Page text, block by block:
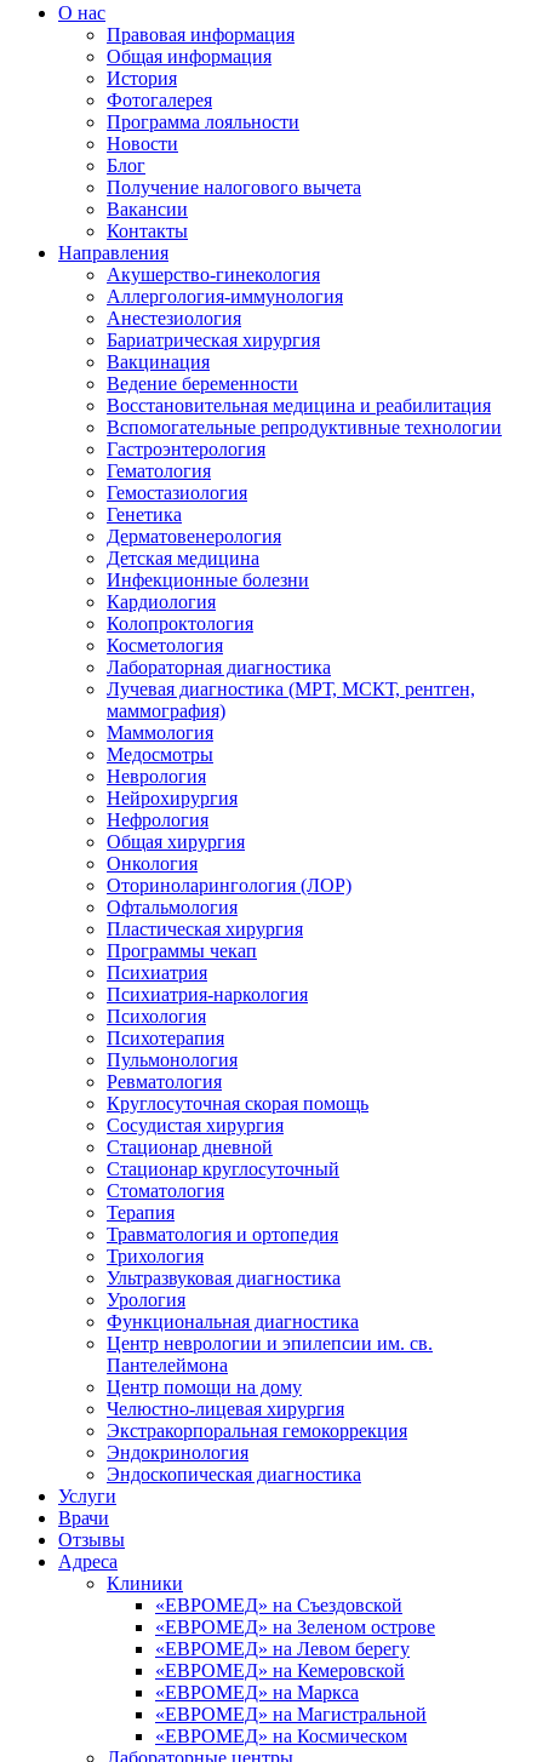
О нас
Правовая информация
Общая информация
История
Фотогалерея
Программа лояльности
Новости
Блог
Получение налогового вычета
Вакансии
Контакты
Направления
Акушерство-гинекология
Аллергология-иммунология
Анестезиология
Бариатрическая хирургия
Вакцинация
Ведение беременности
Восстановительная медицина и реабилитация
Вспомогательные репродуктивные технологии
Гастроэнтерология
Гематология
Гемостазиология
Генетика
Дерматовенерология
Детская медицина
Инфекционные болезни
Кардиология
Колопроктология
Косметология
Лабораторная диагностика
Лучевая диагностика (МРТ, МСКТ, рентген,
маммография)
Маммология
Медосмотры
Неврология
Нейрохирургия
Нефрология
Общая хирургия
Онкология
Оториноларингология (ЛОР)
Офтальмология
Пластическая хирургия
Программы чекап
Психиатрия
Психиатрия-наркология
Психология
Психотерапия
Пульмонология
Ревматология
Круглосуточная скорая помощь
Сосудистая хирургия
Стационар дневной
Стационар круглосуточный
Стоматология
Терапия
Травматология и ортопедия
Трихология
Ультразвуковая диагностика
Урология
Функциональная диагностика
Центр неврологии и эпилепсии им. св.
Пантелеймона
Центр помощи на дому
Челюстно-лицевая хирургия
Экстракорпоральная гемокоррекция
Эндокринология
Эндоскопическая диагностика
Услуги
Врачи
Отзывы
Адреса
Клиники
«ЕВРОМЕД» на Съездовской
«ЕВРОМЕД» на Зеленом острове
«ЕВРОМЕД» на Левом берегу
«ЕВРОМЕД» на Кемеровской
«ЕВРОМЕД» на Маркса
«ЕВРОМЕД» на Магистральной
«ЕВРОМЕД» на Космическом
Лабораторные центры